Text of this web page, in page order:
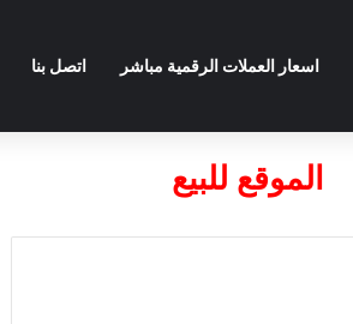
اسعار العملات الرقمية مباشر اتصل بنا
الموقع للبيع